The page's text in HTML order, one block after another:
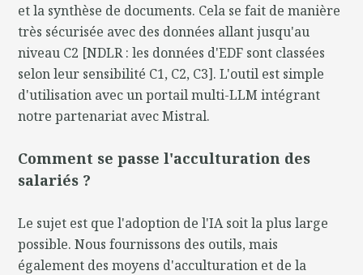
et la synthèse de documents. Cela se fait de manière
très sécurisée avec des données allant jusqu'au
niveau C2 [NDLR : les données d'EDF sont classées
selon leur sensibilité C1, C2, C3]. L'outil est simple
d'utilisation avec un portail multi-LLM intégrant
notre partenariat avec Mistral.
Comment se passe l'acculturation des
salariés ?
Le sujet est que l'adoption de l'IA soit la plus large
possible. Nous fournissons des outils, mais
également des moyens d'acculturation et de la